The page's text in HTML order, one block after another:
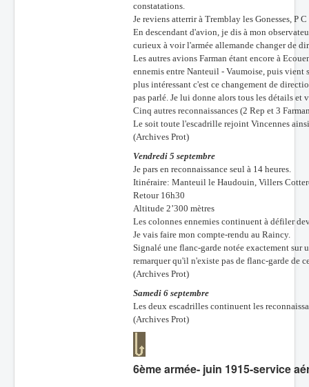
constatations.
Je reviens atterrir à Tremblay les Gonesses, P
En descendant d'avion, je dis à mon
curieux à voir l'armée allemande changer de
Les autres avions Farman étant encore à
ennemis entre Nanteuil - Vaumoise, puis vient
plus intéressant c'est ce changement de
pas parlé. Je lui donne alors tous les détails
Cinq autres reconnaissances (2 Rep et 3
Le soit toute l'escadrille rejoint Vincennes
(Archives Prot)
Vendredi 5 septembre
Je pars en reconnaissance seul à 14 heures.
Itinéraire: Manteuil le Haudouin, Villers
Retour 16h30
Altitude 2’300 mètres
Les colonnes ennemies continuent à défiler
Je vais faire mon compte-rendu au Raincy.
Signalé une flanc-garde notée exactement
remarquer qu'il n'existe pas de flanc-garde de
(Archives Prot)
Samedi 6 septembre
Les deux escadrilles continuent les
(Archives Prot)
6ème armée- juin 1915-service